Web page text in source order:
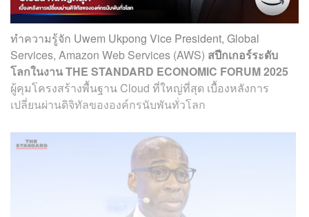
ทำความรู้จัก Uwem Ukpong Vice President, Global
Services, Amazon Web Services (AWS) สปีกเกอร์ระดับ
โลกในงาน THE STANDARD ECONOMIC FORUM 2025
ผู้คุมโครงสร้างพื้นฐาน Cloud ที่ใหญ่ที่สุด เบื้องหลังการ
เปลี่ยนผ่านดิจิทัลขององค์กรนับพันทั่วโลก